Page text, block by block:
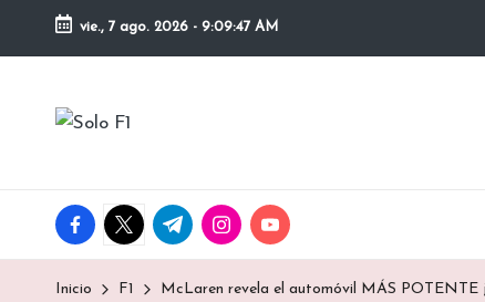
Saltar
contenido
vie., 7 ago. 2026 - 9:09:48 AM
S
l
o
Para
la
F1
facebook.com
twitter.com
t.me instagram.com
youtube.com
Inicio F1 McLaren revela el automóvil MÁS POTENTE